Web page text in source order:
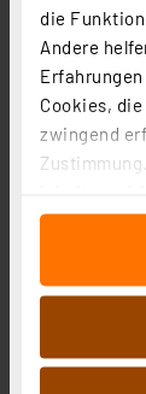
die
Andere
Cookies,
zwingend
für soziale
auf unsere
wir
an unsere
Analysen
Blulaxa
HumiLED
Artikel-Nr.
2 3 4